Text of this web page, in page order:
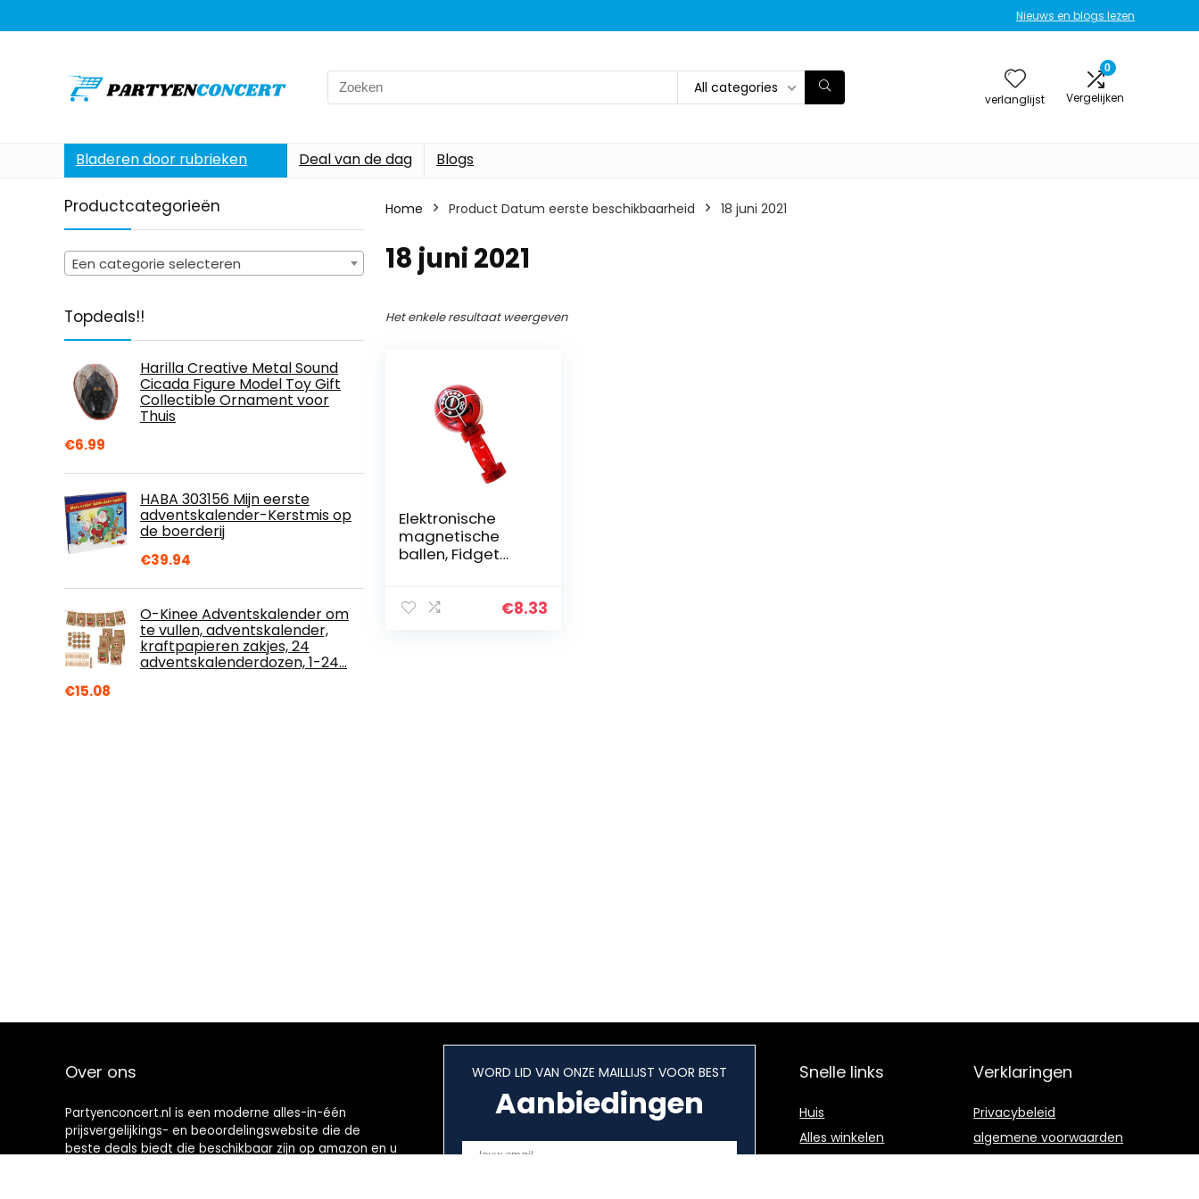
Nieuws en blogs lezen
Search
for:
All categories
verlanglijst
0
Vergelijken
Bladeren door rubrieken Deal van de dag Blogs
Productcategorieën
Een categorie selecteren
Topdeals!!
Harilla Creative Metal Sound
Cicada Figure Model Toy Gift
Collectible Ornament voor
Thuis
€6.99
HABA 303156 Mijn eerste
adventskalender-Kerstmis op
de boerderij
€39.94
O-Kinee Adventskalender om
te vullen, adventskalender,
kraftpapieren zakjes, 24
adventskalenderdozen, 1-24…
€15.08
Home Product Datum eerste beschikbaarheid 18 juni 2021
18 juni 2021
Het enkele resultaat weergeven
Elektronische
magnetische
ballen, Fidget
vingertop
€8.33
Over ons
Partyenconcert.nl is een moderne alles-in-één
prijsvergelijkings- en beoordelingswebsite die de
beste deals biedt die beschikbaar zijn op amazon en u
WORD LID VAN ONZE MAILLIJST VOOR BEST
Aanbiedingen
Snelle links
Huis
Alles winkelen
Verklaringen
Privacybeleid
algemene voorwaarden